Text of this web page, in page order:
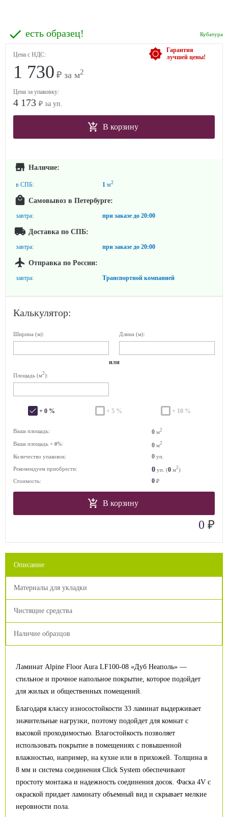
Кубатура
есть образец!
Гарантия
лучшей цены!
Цена с НДС:
1 730 ₽ за м2
Цена за упаковку:
4 173 ₽ за уп.
В корзину
Наличие:
в СПБ: 1 м2
Самовывоз в Петербурге:
завтра: при заказе до 20:00
Доставка по СПБ:
завтра: при заказе до 20:00
Отправка по России:
завтра: Транспортной компанией
Калькулятор:
Ширина (м): Длина (м):
или
Площадь (м2):
+ 0 % + 5 % + 10 %
Ваша площадь: 0 м2
Ваша площадь + 0%: 0 м2
Количество упаковок: 0 уп.
Рекомендуем приобрести:
0 уп. (0 м2)
Стоимость:
0 ₽
В корзину
0 ₽
Описание
Материалы для укладки
Чистящие средства
Наличие образцов
Ламинат Alpine Floor Aura LF100-08 «Дуб Неаполь» —
стильное и прочное напольное покрытие, которое подойдет
для жилых и общественных помещений.
Благодаря классу износостойкости 33 ламинат выдерживает
значительные нагрузки, поэтому подойдет для комнат с
высокой проходимостью. Влагостойкость позволяет
использовать покрытие в помещениях с повышенной
влажностью, например, на кухне или в прихожей. Толщина в
8 мм и система соединения Click System обеспечивают
простоту монтажа и надежность соединения досок. Фаска 4V с
окраской придает ламинату объемный вид и скрывает мелкие
неровности пола.